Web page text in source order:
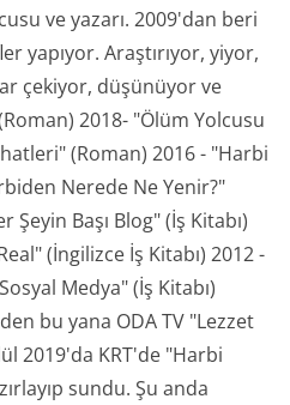
ve yazarı. 2009'dan beri
yapıyor. Araştırıyor, yiyor,
çekiyor, düşünüyor ve
2018- "Ölüm Yolcusu
(Roman) 2016 - "Harbi
Nerede Ne Yenir?"
Şeyin Başı Blog" (İş Kitabı)
(İngilizce İş Kitabı) 2012 -
Medya" (İş Kitabı)
bu yana ODA TV "Lezzet
2019'da KRT'de "Harbi
sundu. Şu anda